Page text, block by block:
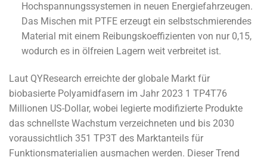
Hochspannungssystemen in neuen Energiefahrzeugen.
Das Mischen mit PTFE erzeugt ein selbstschmierendes
Material mit einem Reibungskoeffizienten von nur 0,15,
wodurch es in ölfreien Lagern weit verbreitet ist.
Laut QYResearch erreichte der globale Markt für
biobasierte Polyamidfasern im Jahr 2023 1 TP4T76
Millionen US-Dollar, wobei legierte modifizierte Produkte
das schnellste Wachstum verzeichneten und bis 2030
voraussichtlich 351 TP3T des Marktanteils für
Funktionsmaterialien ausmachen werden. Dieser Trend